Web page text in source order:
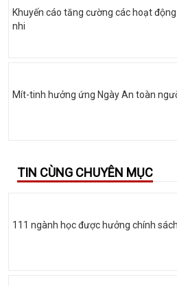
Khuyến cáo tăng cường các hoạt
nhi
Mít-tinh hưởng ứng Ngày An toàn
TIN CÙNG CHUYÊN MỤC
111 ngành học được hưởng chính